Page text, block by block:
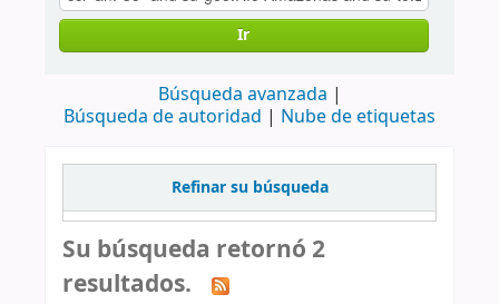
Ir
Búsqueda avanzada
Búsqueda de autoridad
Nube de etiquetas
Refinar su búsqueda
Su búsqueda retornó 2
resultados.